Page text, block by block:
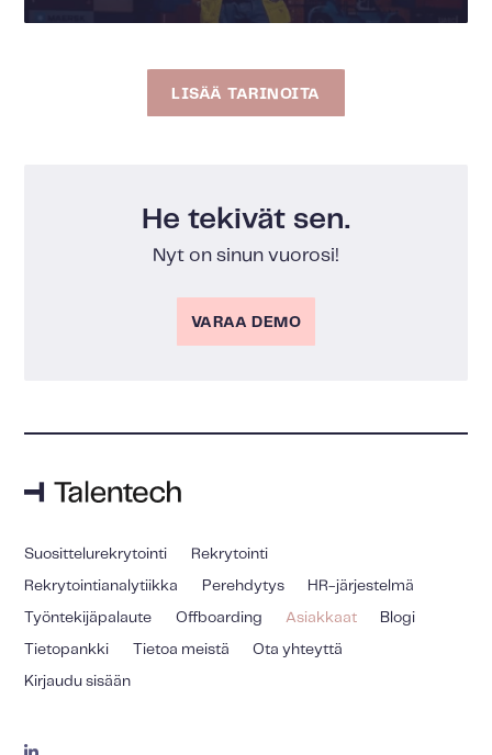
LISÄÄ TARINOITA
He tekivät sen.
Nyt on sinun vuorosi!
VARAA DEMO
Suosittelurekrytointi Rekrytointi
Rekrytointianalytiikka Perehdytys HR-järjestelmä
Työntekijäpalaute Offboarding Asiakkaat Blogi
Tietopankki Tietoa meistä Ota yhteyttä
Kirjaudu sisään